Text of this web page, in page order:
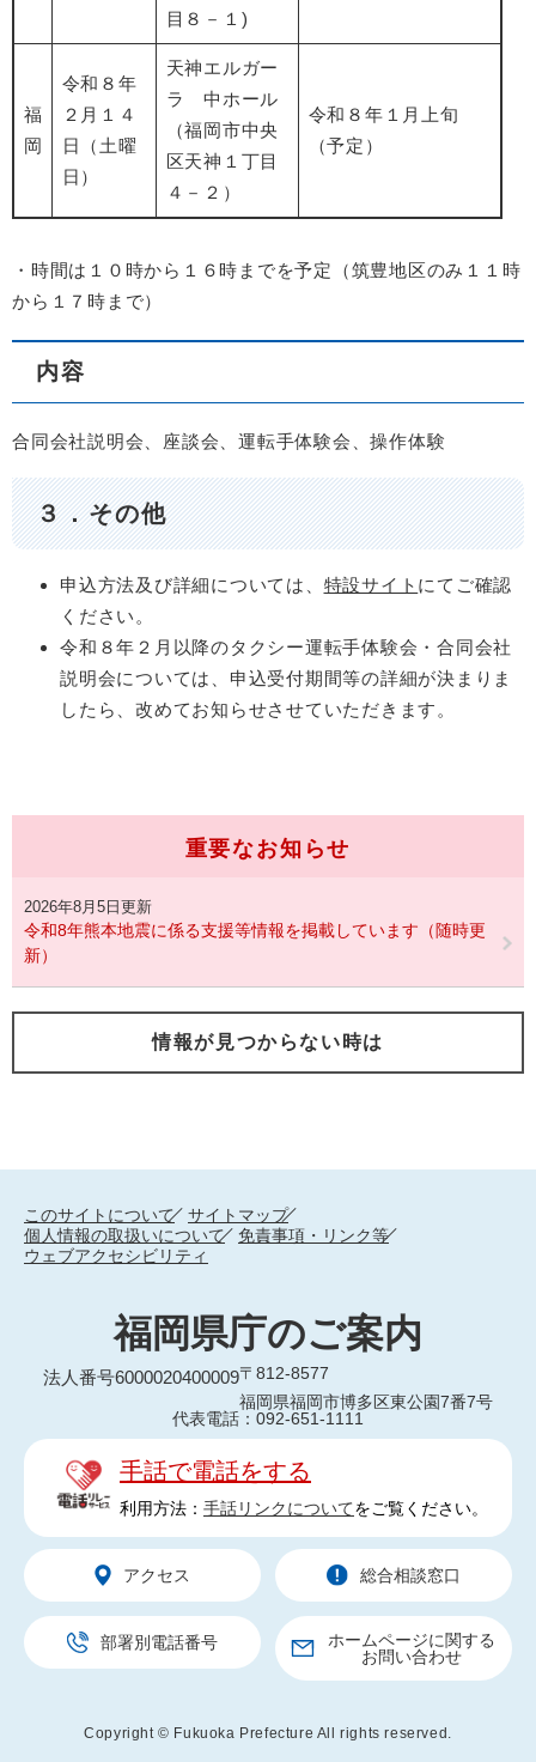
目８－１)
福
岡
令和８年
２月１４
日（土曜
日）
天神エルガー
ラ 中ホール
（福岡市中央
区天神１丁目
４－２）
令和８年１月上旬
（予定）
・時間は１０時から１６時までを予定（筑豊地区のみ１１時
から１７時まで）
内容
合同会社説明会、座談会、運転手体験会、操作体験
３．その他
申込方法及び詳細については、 特設サイト にてご確認
ください。
令和８年２月以降のタクシー運転手体験会・合同会社
説明会については、申込受付期間等の詳細が決まりま
したら、改めてお知らせさせていただきます。
重要なお知らせ
2026年8月5日更新
令和8年熊本地震に係る支援等情報を掲載しています（随時更
新）
情報が見つからない時は
このサイトについて
サイトマップ
個人情報の取扱いについて
免責事項・リンク等
ウェブアクセシビリティ
福岡県庁のご案内
法人番号6000020400009〒812-8577
福岡県福岡市博多区東公園7番7号
代表電話：092-651-1111
手話で電話をする
利用方法： 手話リンクについてをご覧ください。
アクセス 総合相談窓口
部署別電話番号
ホームページに関する
お問い合わせ
Copyright © Fukuoka Prefecture All rights reserved.